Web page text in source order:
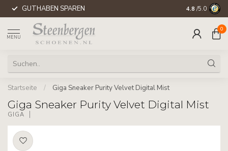
GUTHABEN SPAREN WELTWEITE
4.8 /5.0
MENU
0
Startseite / Giga Sneaker Purity Velvet Digital Mist
Giga Sneaker Purity Velvet Digital Mist
GIGA